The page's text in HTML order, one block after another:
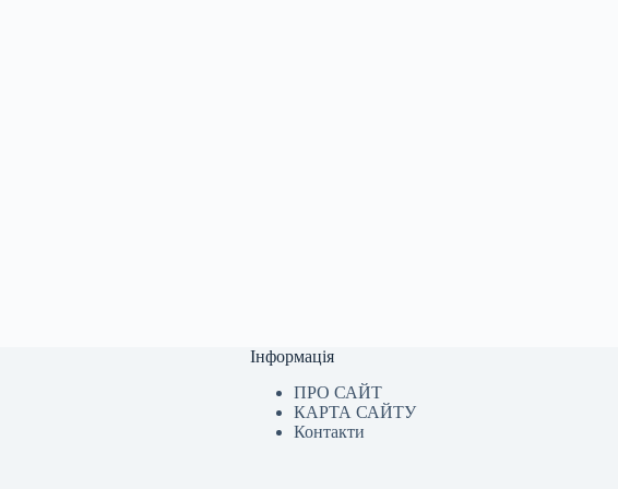
Інформація
ПРО САЙТ
КАРТА САЙТУ
Контакти